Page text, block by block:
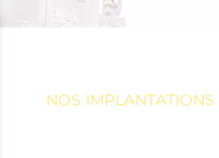
NOS IMPLANTATIONS